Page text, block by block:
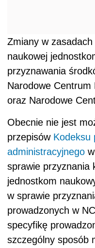
Zmiany w
naukowej
przyznawania
Narodowe Centrum
oraz Narodowe
Obecnie nie jest
przepisów Kodeksu
administracyjnego
sprawie przyznania
jednostkom
w sprawie
prowadzonych w
specyfikę
szczególny sposób